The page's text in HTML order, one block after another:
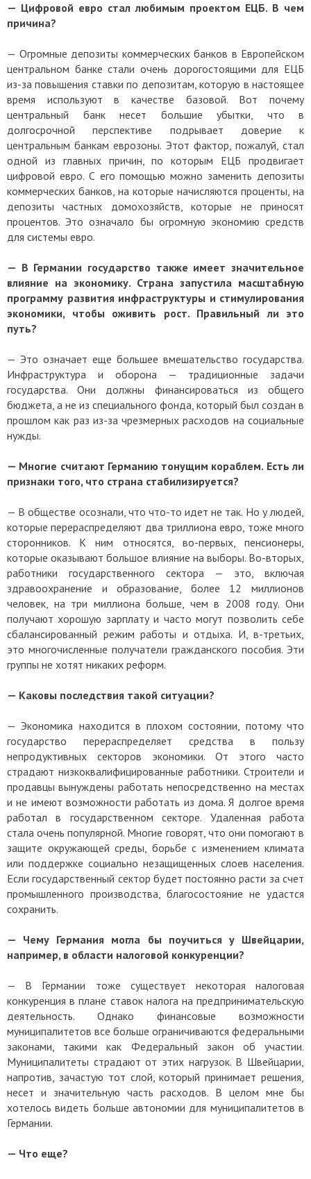
— Цифровой евро стал любимым проектом ЕЦБ. В чем
причина?
— Огромные депозиты коммерческих банков в Европейском
центральном банке стали очень дорогостоящими для ЕЦБ
из-за повышения ставки по депозитам, которую в настоящее
время используют в качестве базовой. Вот почему
центральный банк несет большие убытки, что в
долгосрочной перспективе подрывает доверие к
центральным банкам еврозоны. Этот фактор, пожалуй, стал
одной из главных причин, по которым ЕЦБ продвигает
цифровой евро. С его помощью можно заменить депозиты
коммерческих банков, на которые начисляются проценты, на
депозиты частных домохозяйств, которые не приносят
процентов. Это означало бы огромную экономию средств
для системы евро.
— В Германии государство также имеет значительное
влияние на экономику. Страна запустила масштабную
программу развития инфраструктуры и стимулирования
экономики, чтобы оживить рост. Правильный ли это
путь?
— Это означает еще большее вмешательство государства.
Инфраструктура и оборона — традиционные задачи
государства. Они должны финансироваться из общего
бюджета, а не из специального фонда, который был создан в
прошлом как раз из-за чрезмерных расходов на социальные
нужды.
— Многие считают Германию тонущим кораблем. Есть ли
признаки того, что страна стабилизируется?
— В обществе осознали, что что-то идет не так. Но у людей,
которые перераспределяют два триллиона евро, тоже много
сторонников. К ним относятся, во-первых, пенсионеры,
которые оказывают большое влияние на выборы. Во-вторых,
работники государственного сектора — это, включая
здравоохранение и образование, более 12 миллионов
человек, на три миллиона больше, чем в 2008 году. Они
получают хорошую зарплату и часто могут позволить себе
сбалансированный режим работы и отдыха. И, в-третьих,
это многочисленные получатели гражданского пособия. Эти
группы не хотят никаких реформ.
— Каковы последствия такой ситуации?
— Экономика находится в плохом состоянии, потому что
государство перераспределяет средства в пользу
непродуктивных секторов экономики. От этого часто
страдают низкоквалифицированные работники. Строители и
продавцы вынуждены работать непосредственно на местах
и не имеют возможности работать из дома. Я долгое время
работал в государственном секторе. Удаленная работа
стала очень популярной. Многие говорят, что они помогают в
защите окружающей среды, борьбе с изменением климата
или поддержке социально незащищенных слоев населения.
Если государственный сектор будет постоянно расти за счет
промышленного производства, благосостояние не удастся
сохранить.
— Чему Германия могла бы поучиться у Швейцарии,
например, в области налоговой конкуренции?
— В Германии тоже существует некоторая налоговая
конкуренция в плане ставок налога на предпринимательскую
деятельность. Однако финансовые возможности
муниципалитетов все больше ограничиваются федеральными
законами, такими как Федеральный закон об участии.
Муниципалитеты страдают от этих нагрузок. В Швейцарии,
напротив, зачастую тот слой, который принимает решения,
несет и значительную часть расходов. В целом мне бы
хотелось видеть больше автономии для муниципалитетов в
Германии.
— Что еще?